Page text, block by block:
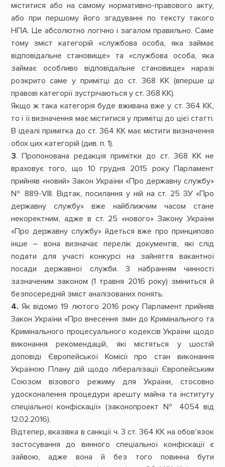
міститися або на самому нормативно-правового акту,
або при першому його згадуванні по тексту такого
НПА. Це абсолютно логічно і загалом правильно. Саме
тому зміст категорій «службова особа, яка займає
відповідальне становище» та «службова особа, яка
займає особливо відповідальне становище» наразі
розкрито саме у примітці до ст. 368 КК (вперше ці
правові категорії зустрічаються у ст. 368 КК).
Якщо ж така категорія буде вживана вже у ст. 364 КК,
то і її визначення має міститися у примітці до цієї статті.
В ідеалі примітка до ст. 364 КК має містити визначення
обох цих категорій (див. п. 1).
3. Пропонована редакція примітки до ст. 368 КК не
враховує того, що 10 грудня 2015 року Парламент
прийняв «новий» Закон України «Про державну службу»
№ 889-VІІІ. Відтак, посилання у ній на ст. 25 ЗУ «Про
державну службу» вже найближчим часом стане
некоректним, адже в ст. 25 «нового» Закону України
«Про державну службу» йдеться вже про принципово
інше – вона визначає перелік документів, які слід
подати для участі конкурсі на зайняття вакантної
посади державної служби. З набранням чинності
зазначеним законом (1 травня 2016 року) зміниться й
безпосередній зміст аналізованих понять.
4. Як відомо 19 лютого 2016 року Парламент прийняв
Закон України «Про внесення змін до Кримінального та
Кримінального процесуального кодексів України щодо
виконання рекомендацій, які містяться у шостій
доповіді Європейської Комісії про стан виконання
Україною Плану дій щодо лібералізації Європейським
Союзом візового режиму для України, стосовно
удосконалення процедури арешту майна та інституту
спеціальної конфіскації» (законопроект № 4054 від
12.02.2016).
Відтепер, вказівка в санкції ч. 3 ст. 364 КК на обов’язок
застосування до винного спеціальної конфіскації є
зайвою, адже вона й без того повинна бути